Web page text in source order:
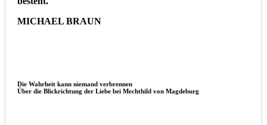
MICHAEL BRAUN
Die Wahrheit kann niemand verbrennen
Über die Blickrichtung der Liebe bei Mechthild von Magdeburg